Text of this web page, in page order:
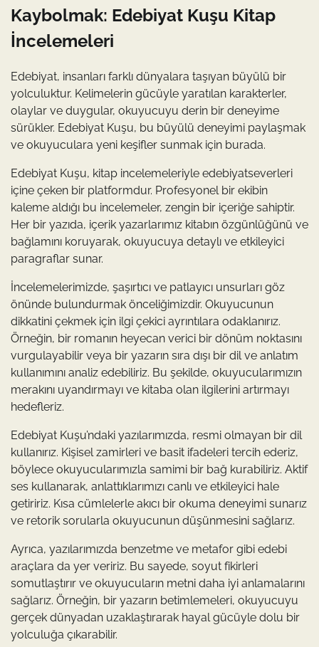
Kaybolmak: Edebiyat Kuşu Kitap
İncelemeleri
Edebiyat, insanları farklı dünyalara taşıyan büyülü bir
yolculuktur. Kelimelerin gücüyle yaratılan karakterler,
olaylar ve duygular, okuyucuyu derin bir deneyime
sürükler. Edebiyat Kuşu, bu büyülü deneyimi paylaşmak
ve okuyuculara yeni keşifler sunmak için burada.
Edebiyat Kuşu, kitap incelemeleriyle edebiyatseverleri
içine çeken bir platformdur. Profesyonel bir ekibin
kaleme aldığı bu incelemeler, zengin bir içeriğe sahiptir.
Her bir yazıda, içerik yazarlarımız kitabın özgünlüğünü ve
bağlamını koruyarak, okuyucuya detaylı ve etkileyici
paragraflar sunar.
İncelemelerimizde, şaşırtıcı ve patlayıcı unsurları göz
önünde bulundurmak önceliğimizdir. Okuyucunun
dikkatini çekmek için ilgi çekici ayrıntılara odaklanırız.
Örneğin, bir romanın heyecan verici bir dönüm noktasını
vurgulayabilir veya bir yazarın sıra dışı bir dil ve anlatım
kullanımını analiz edebiliriz. Bu şekilde, okuyucularımızın
merakını uyandırmayı ve kitaba olan ilgilerini artırmayı
hedefleriz.
Edebiyat Kuşu’ndaki yazılarımızda, resmi olmayan bir dil
kullanırız. Kişisel zamirleri ve basit ifadeleri tercih ederiz,
böylece okuyucularımızla samimi bir bağ kurabiliriz. Aktif
ses kullanarak, anlattıklarımızı canlı ve etkileyici hale
getiririz. Kısa cümlelerle akıcı bir okuma deneyimi sunarız
ve retorik sorularla okuyucunun düşünmesini sağlarız.
Ayrıca, yazılarımızda benzetme ve metafor gibi edebi
araçlara da yer veririz. Bu sayede, soyut fikirleri
somutlaştırır ve okuyucuların metni daha iyi anlamalarını
sağlarız. Örneğin, bir yazarın betimlemeleri, okuyucuyu
gerçek dünyadan uzaklaştırarak hayal gücüyle dolu bir
yolculuğa çıkarabilir.